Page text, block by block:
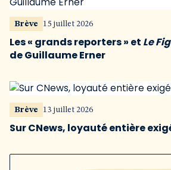
Brève 15 juillet 2026
Les « grands reporters » et Le
de Guillaume Erner
Brève 13 juillet 2026
Sur CNews, loyauté entière